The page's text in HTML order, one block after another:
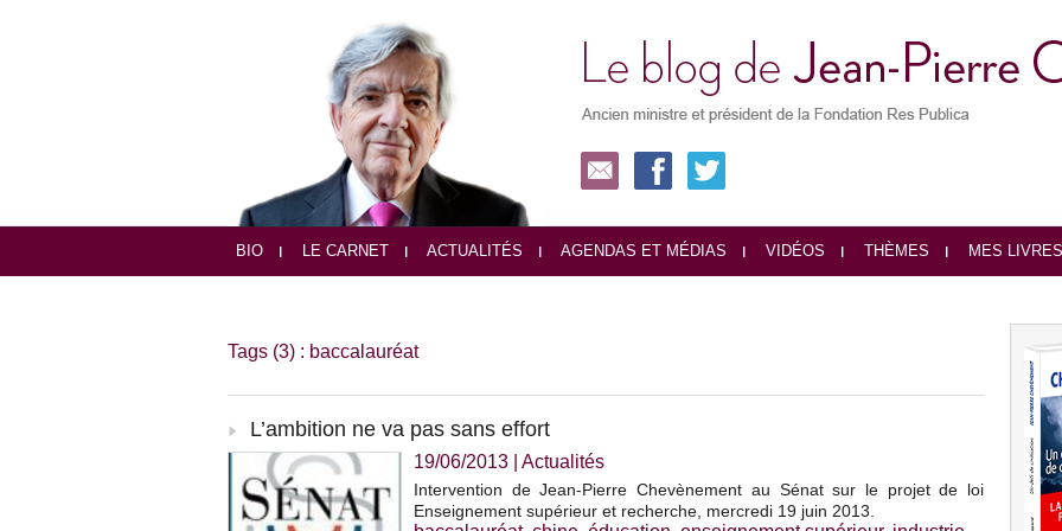
BIO LE CARNET ACTUALITÉS AGENDAS ET MÉDIAS VIDÉOS THÈMES MES LIVRES
Tags (3) : baccalauréat
L’ambition ne va pas sans effort
19/06/2013 Actualités
Intervention de Jean-Pierre Chevènement au Sénat sur le projet de loi
Enseignement supérieur et recherche, mercredi 19 juin 2013.